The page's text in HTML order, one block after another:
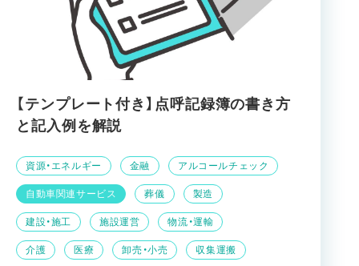
【テンプレート付き】点呼記録簿の書き方
と記入例を解説
介護 医療 卸売・小売 収集運搬
建設・施工 施設運営 物流・運輸
自動車関連サービス 葬儀 製造
資源・エネルギー 金融 アルコールチェック